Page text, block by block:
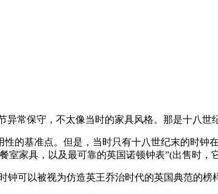
常保守，不太像当时的家具风格。那是十八世
的基准点。但是，当时只有十八世纪末的时钟
家具，以及最可靠的英国诺顿钟表”(出售时，
可以被视为仿造英王乔治时代的英国典范的榜